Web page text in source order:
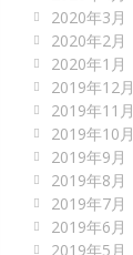
2020年3月
2020年2月
2020年1月
2019年12月
2019年11月
2019年10月
2019年9月
2019年8月
2019年7月
2019年6月
2019年5月